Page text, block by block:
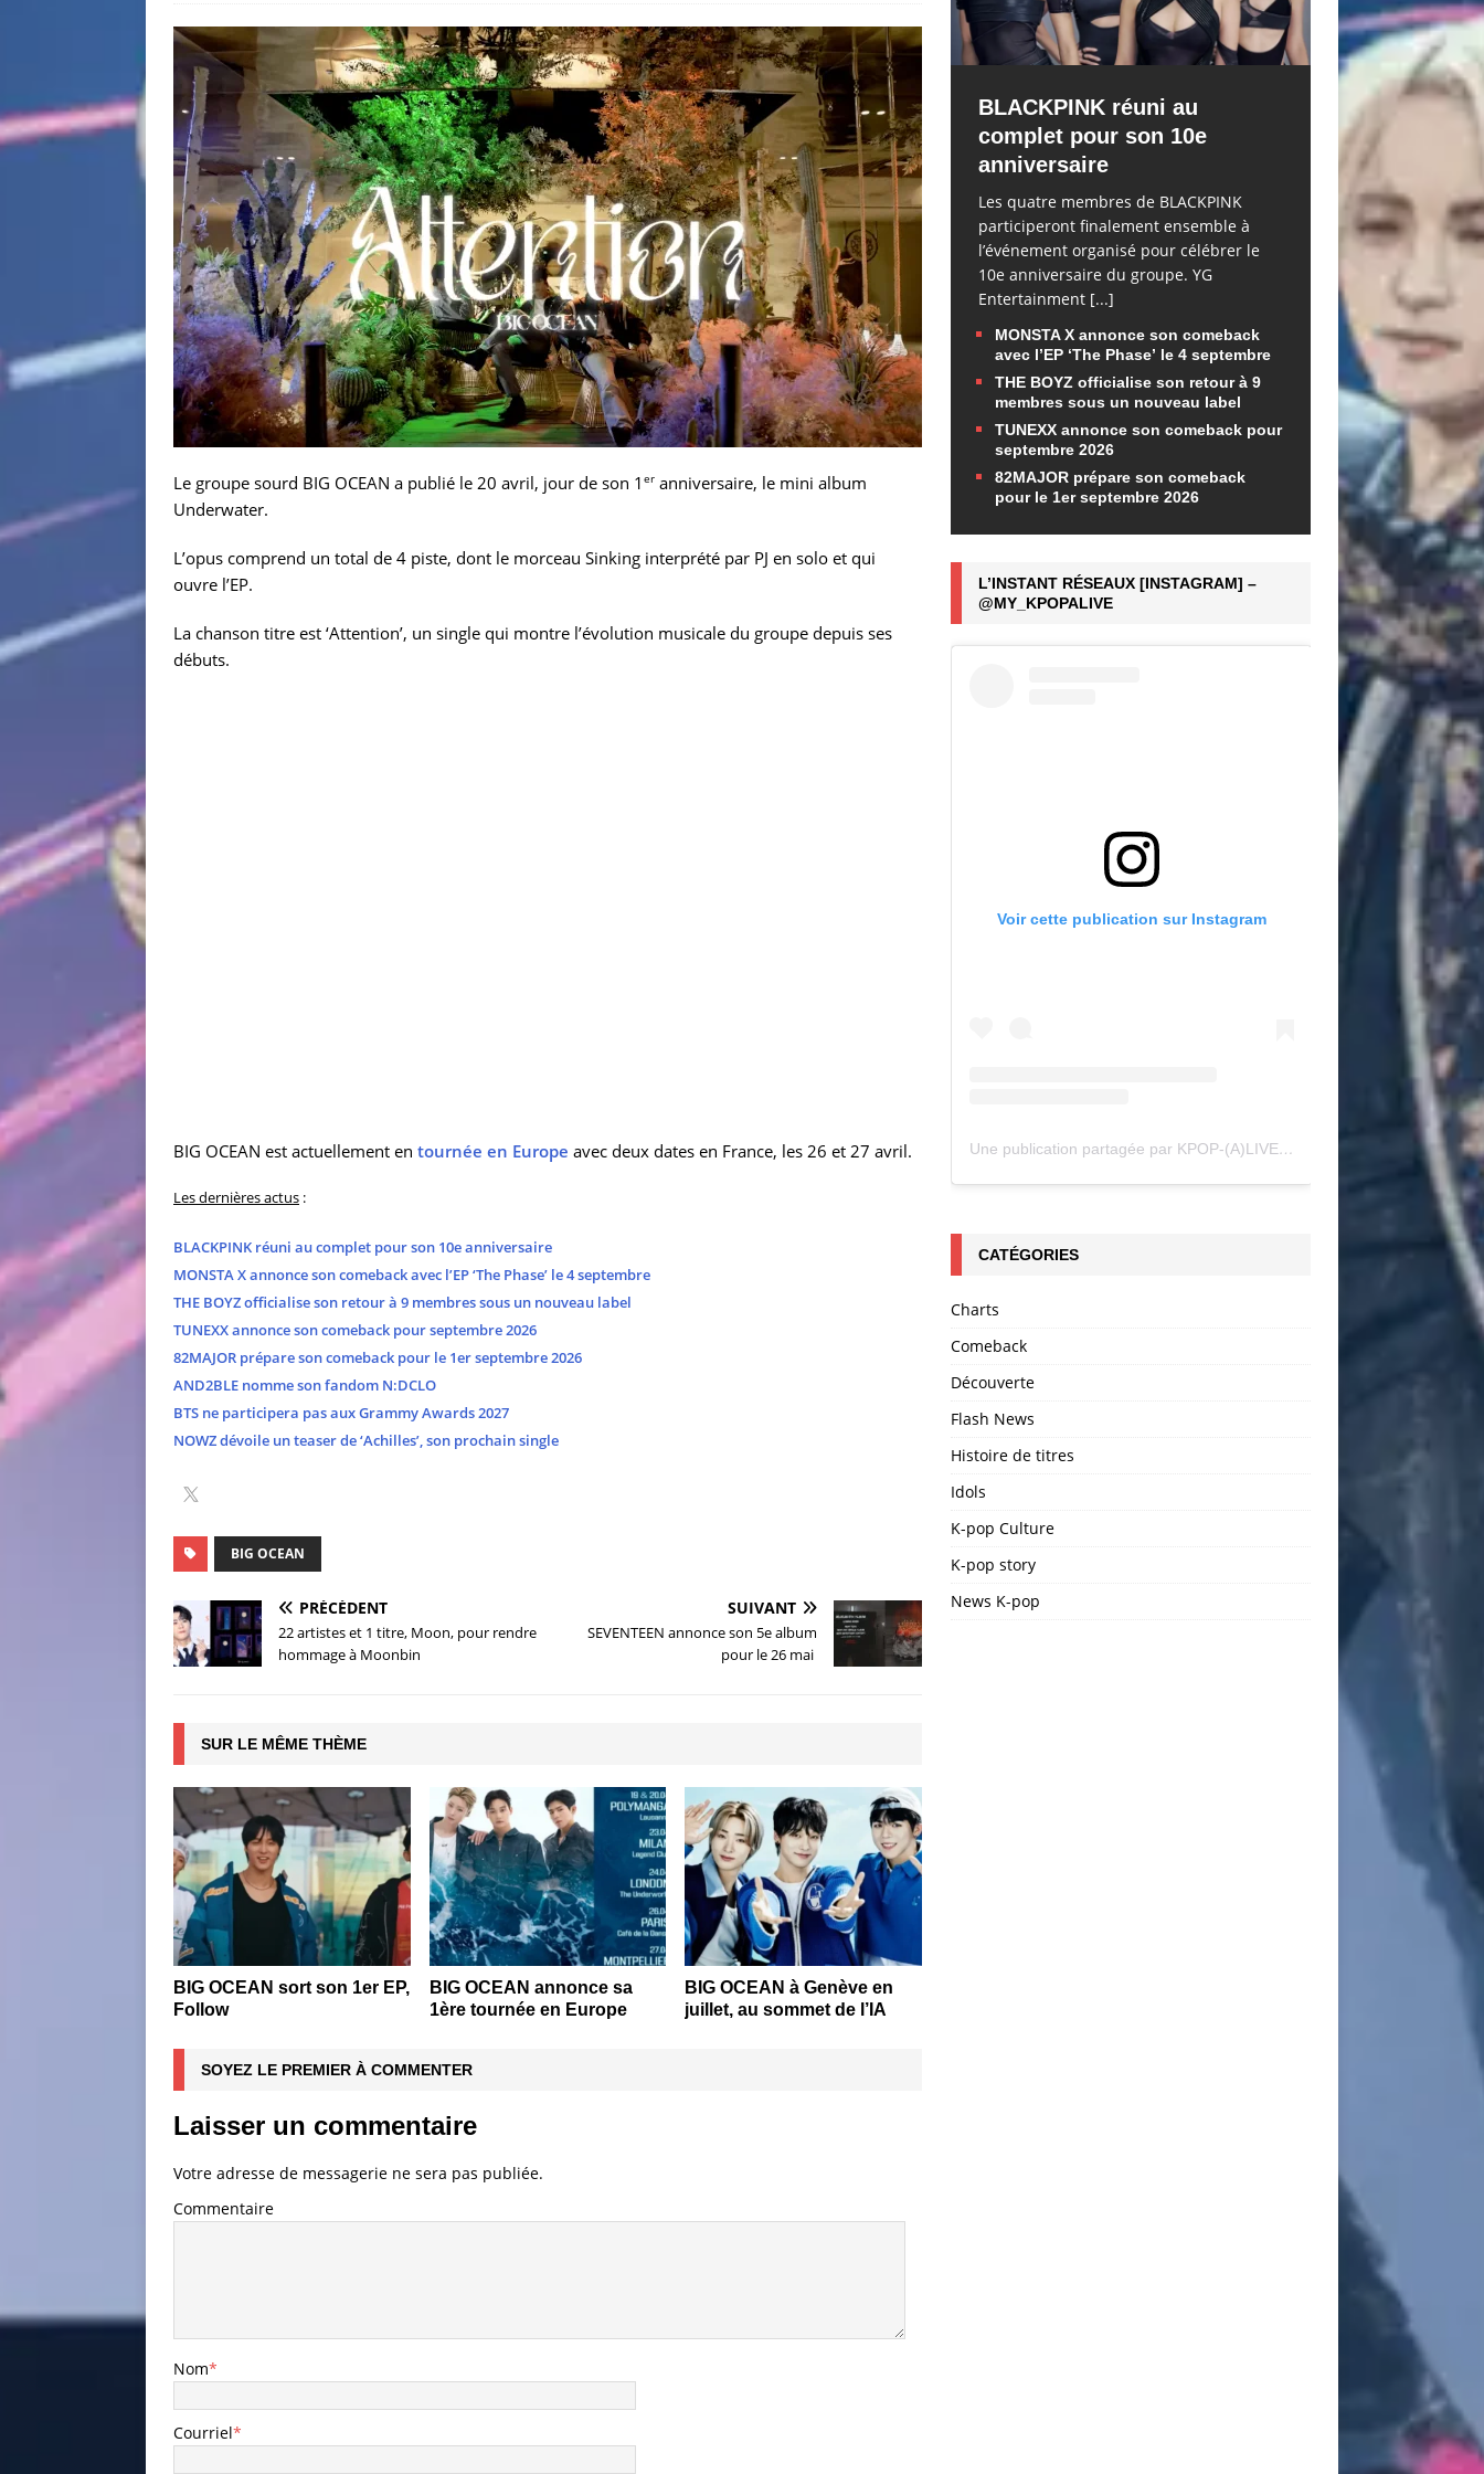
Le groupe sourd BIG OCEAN a publié le 20 avril, jour de son 1 er anniversaire, le mini album
Underwater.
L’opus comprend un total de 4 piste, dont le morceau Sinking interprété par PJ en solo et qui
ouvre l’EP.
La chanson titre est ‘Attention’, un single qui montre l’évolution musicale du groupe depuis ses
débuts.
BIG OCEAN est actuellement en tournée en Europe avec deux dates en France, les 26 et 27 avril.
Les dernières actus :
BLACKPINK réuni au complet pour son 10e anniversaire
MONSTA X annonce son comeback avec l’EP ‘The Phase’ le 4 septembre
THE BOYZ officialise son retour à 9 membres sous un nouveau label
TUNEXX annonce son comeback pour septembre 2026
82MAJOR prépare son comeback pour le 1er septembre 2026
AND2BLE nomme son fandom N:DCLO
BTS ne participera pas aux Grammy Awards 2027
NOWZ dévoile un teaser de ‘Achilles’, son prochain single
BIG OCEAN
PRÉCÉDENT
22 artistes et 1 titre, Moon, pour rendre
hommage à Moonbin
SUIVANT
SEVENTEEN annonce son 5e album
pour le 26 mai
SUR LE MÊME THÈME
BIG OCEAN sort son 1er EP,
Follow
BIG OCEAN annonce sa
1ère tournée en Europe
BIG OCEAN à Genève en
juillet, au sommet de l’IA
SOYEZ LE PREMIER À COMMENTER
Laisser un commentaire
Votre adresse de messagerie ne sera pas publiée.
Commentaire
Nom*
Courriel*
BLACKPINK réuni au
complet pour son 10e
anniversaire
Les quatre membres de BLACKPINK
participeront finalement ensemble à
l’événement organisé pour célébrer le
10e anniversaire du groupe. YG
Entertainment [...]
MONSTA X annonce son comeback
avec l’EP ‘The Phase’ le 4 septembre
THE BOYZ officialise son retour à 9
membres sous un nouveau label
TUNEXX annonce son comeback pour
septembre 2026
82MAJOR prépare son comeback
pour le 1er septembre 2026
L’INSTANT RÉSEAUX [INSTAGRAM] –
@MY_KPOPALIVE
Voir cette publication sur Instagram
Une publication partagée par KPOP-(A)LIVE (@my_kpopalive)
CATÉGORIES
Charts
Comeback
Découverte
Flash News
Histoire de titres
Idols
K-pop Culture
K-pop story
News K-pop